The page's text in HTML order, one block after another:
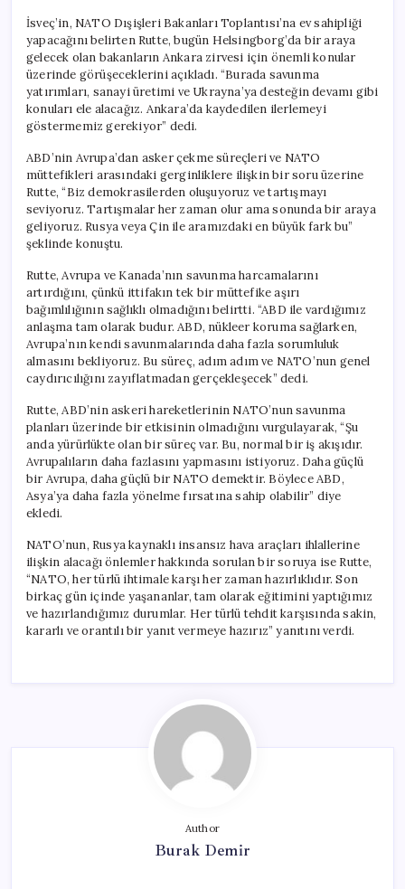
İsveç’in, NATO Dışişleri Bakanları Toplantısı’na ev sahipliği
yapacağını belirten Rutte, bugün Helsingborg’da bir araya
gelecek olan bakanların Ankara zirvesi için önemli konular
üzerinde görüşeceklerini açıkladı. “Burada savunma
yatırımları, sanayi üretimi ve Ukrayna’ya desteğin devamı gibi
konuları ele alacağız. Ankara’da kaydedilen ilerlemeyi
göstermemiz gerekiyor” dedi.
ABD’nin Avrupa’dan asker çekme süreçleri ve NATO
müttefikleri arasındaki gerginliklere ilişkin bir soru üzerine
Rutte, “Biz demokrasilerden oluşuyoruz ve tartışmayı
seviyoruz. Tartışmalar her zaman olur ama sonunda bir araya
geliyoruz. Rusya veya Çin ile aramızdaki en büyük fark bu”
şeklinde konuştu.
Rutte, Avrupa ve Kanada’nın savunma harcamalarını
artırdığını, çünkü ittifakın tek bir müttefike aşırı
bağımlılığının sağlıklı olmadığını belirtti. “ABD ile vardığımız
anlaşma tam olarak budur. ABD, nükleer koruma sağlarken,
Avrupa’nın kendi savunmalarında daha fazla sorumluluk
almasını bekliyoruz. Bu süreç, adım adım ve NATO’nun genel
caydırıcılığını zayıflatmadan gerçekleşecek” dedi.
Rutte, ABD’nin askeri hareketlerinin NATO’nun savunma
planları üzerinde bir etkisinin olmadığını vurgulayarak, “Şu
anda yürürlükte olan bir süreç var. Bu, normal bir iş akışıdır.
Avrupalıların daha fazlasını yapmasını istiyoruz. Daha güçlü
bir Avrupa, daha güçlü bir NATO demektir. Böylece ABD,
Asya’ya daha fazla yönelme fırsatına sahip olabilir” diye
ekledi.
NATO’nun, Rusya kaynaklı insansız hava araçları ihlallerine
ilişkin alacağı önlemler hakkında sorulan bir soruya ise Rutte,
“NATO, her türlü ihtimale karşı her zaman hazırlıklıdır. Son
birkaç gün içinde yaşananlar, tam olarak eğitimini yaptığımız
ve hazırlandığımız durumlar. Her türlü tehdit karşısında sakin,
kararlı ve orantılı bir yanıt vermeye hazırız” yanıtını verdi.
Author
Burak Demir